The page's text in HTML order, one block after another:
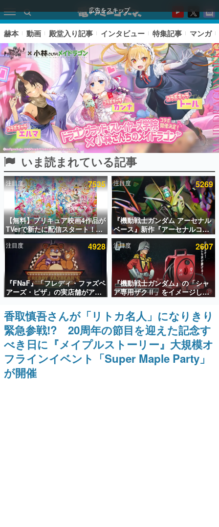
広告をスキップ
ピックアップ
電ファミのいま読まれている記事ランキング
アプリセール情報
インタビュー
連載・特集一覧
殿堂入り記事
SNS拡散数が数千以上！ ページビュー数万以上！ などな
ど。多くの人々に読まれた、電ファミ渾身の“殿堂入り”記
事をまとめました。
ゲームの企画書
名作ゲームクリエイターの方々に製作時のエピソードをお
聞きし、ヒットする企画（ゲーム）とは何か？を探ってい
きます。
赫本
この物語を解いてはいけない。『赫本』は、〈試験問題〉
赫本 動画 殿堂入り記事 インタビュー 特集記事 マンガ
いま読まれている記事
注目度 7535
【無料】プリキュア映画4作品が
TVerで新たに配信スタート！な
んと2018年～2024年の映画ほぼ
すべてが見放題に、ぶっちゃけ
ありえないラインナップ
注目度 5269
『機動戦士ガンダム アーセナル
ベース』新作『アーセナルコマ
ンダー』発表！8月28日からオ
ープンベータテスト開催、2027
年2月下旬に稼働予定
注目度 4928
『FNaF』「フレディ・ファズベ
アーズ・ピザ」の実店舗がアメ
リカの商業施設「American
Dream」に2027年オープン！
ScottGamesとの共同開発、食
事だけでなくステージショーや
没入型のホラー体験も楽しめる
注目度 2607
『機動戦士ガンダム』の「シャ
ア専用ザクⅡ」をイメージした
散水ホースリールが予約開始。
本体にはシャアのパーソナルマ
ークやジオン公国軍のエンブレ
ム、型式番号などを配置
香取慎吾さんが「リトカ名人」になりきり
緊急参戦!? 20周年の節目を迎えた記念す
べき日に『メイプルストーリー』大規模オ
フラインイベント「Super Maple Party」
が開催